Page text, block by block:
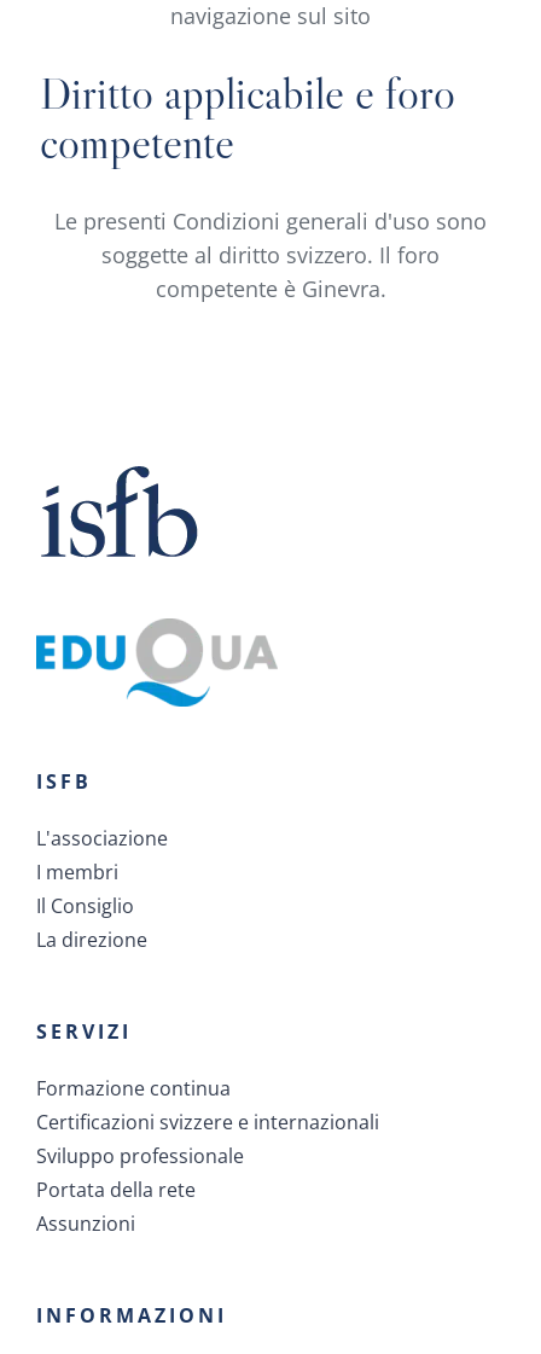
navigazione sul sito
Diritto applicabile e foro
competente
Le presenti Condizioni generali d'uso sono
soggette al diritto svizzero. Il foro
competente è Ginevra.
ISFB
L'associazione
I membri
Il Consiglio
La direzione
SERVIZI
Formazione continua
Certificazioni svizzere e internazionali
Sviluppo professionale
Portata della rete
Assunzioni
INFORMAZIONI